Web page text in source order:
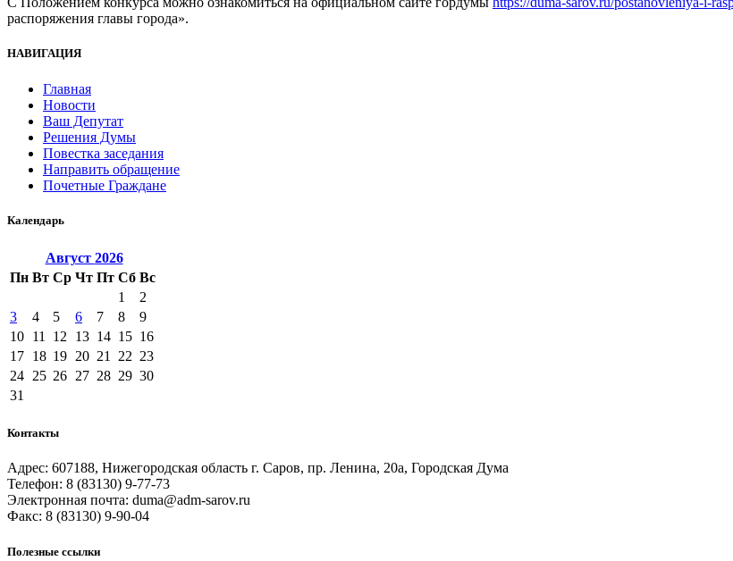
распоряжения главы города».
НАВИГАЦИЯ
Главная
Новости
Ваш Депутат
Решения Думы
Повестка заседания
Направить обращение
Почетные Граждане
Календарь
Август 2026
Пн Вт Ср Чт Пт Сб Вс
1
2
3
4 5 6 7 8
9
10 11 12 13 14 15 16
17 18 19 20 21 22 23
24 25 26 27 28 29 30
31
Контакты
Адрес: 607188, Нижегородская область г. Саров, пр. Ленина, 20а, Городская Дума
Телефон: 8 (83130) 9-77-73
Электронная почта: duma@adm-sarov.ru
Факс: 8 (83130) 9-90-04
Полезные ссылки